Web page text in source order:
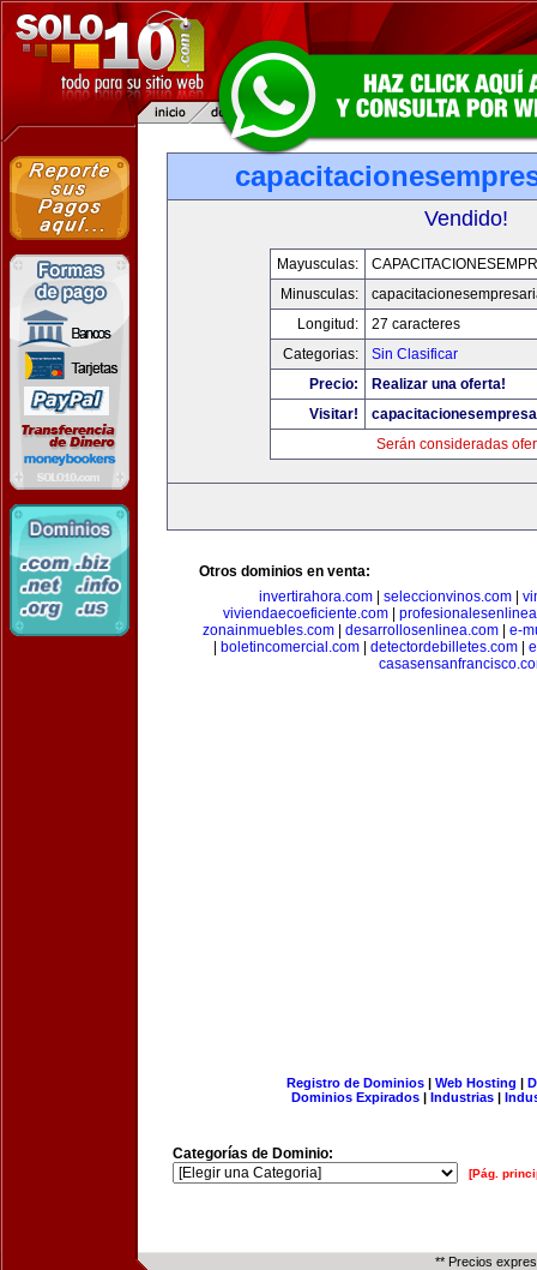
Vendido!
Mayusculas:
Minusculas:
Longitud:
27 caracteres
Categorias:
Sin Clasificar
Precio:
Realizar una oferta!
Visitar!
Serán consideradas
Otros dominios en venta:
invertirahora.com| seleccionvinos.com|
viviendaecoeficiente.com|
zonainmuebles.com| desarrollosenlinea.com| e-
boletincomercial.com detectordebilletes.com
Registro de Dominios| Web Hosting |
Dominios Expirados | Industrias |
Categorías de Dominio:
[Pág.
** Precios